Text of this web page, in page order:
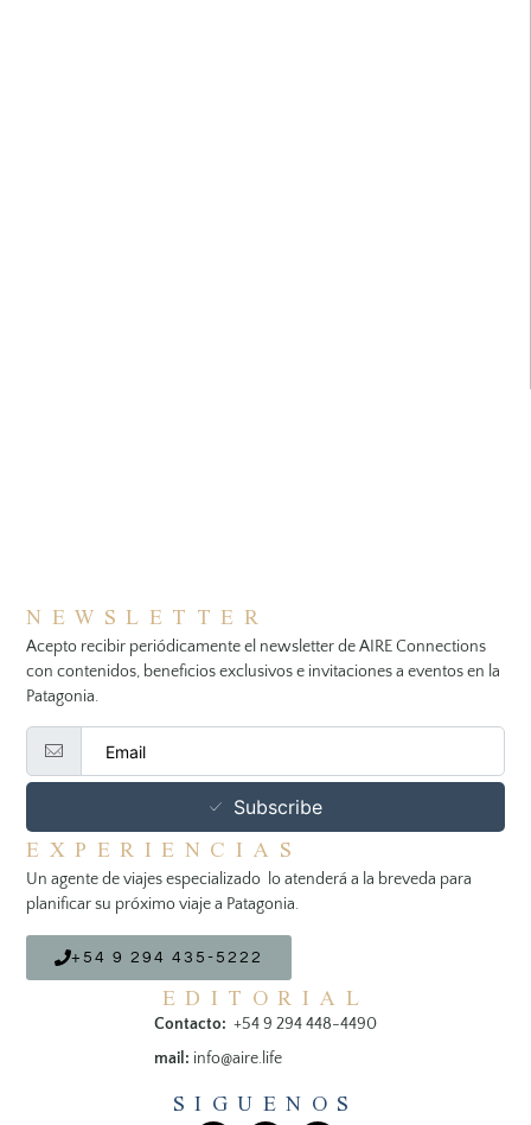
NEWSLETTER
Acepto recibir periódicamente el newsletter de AIRE Connections
con contenidos, beneficios exclusivos e invitaciones a eventos en la
Patagonia.
Subscribe
EXPERIENCIAS
Un agente de viajes especializado lo atenderá a la breveda para
planificar su próximo viaje a Patagonia.
+54 9 294 435-5222
EDITORIAL
Contacto: +54 9 294 448-4490
mail: info@aire.life
SIGUENOS